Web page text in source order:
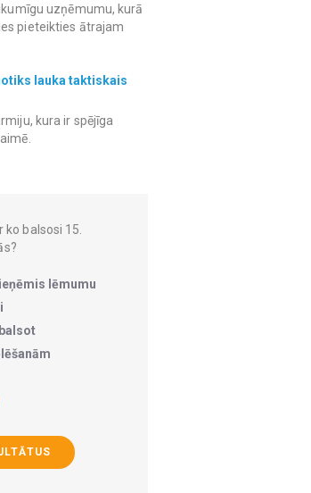
uzņēmumu, kurā
pieteikties ātrajam
lauka taktiskais
kura ir spējīga
ko balsosi 15.
lēmumu